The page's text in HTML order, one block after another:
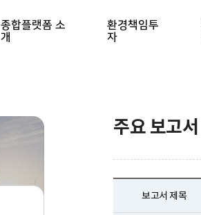
종합플랫폼 소
개
환경책임투
자
주요 보고서
보고서 제목